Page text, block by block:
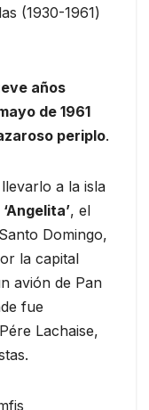
(1930-1961)
años
de 1961
periplo.
a la isla
‘Angelita’, el
Domingo,
la capital
avión de Pan
fue
Lachaise,